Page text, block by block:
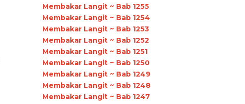
Membakar Langit ~ Bab 1255
Membakar Langit ~ Bab 1254
Membakar Langit ~ Bab 1253
Membakar Langit ~ Bab 1252
Membakar Langit ~ Bab 1251
Membakar Langit ~ Bab 1250
Membakar Langit ~ Bab 1249
Membakar Langit ~ Bab 1248
Membakar Langit ~ Bab 1247